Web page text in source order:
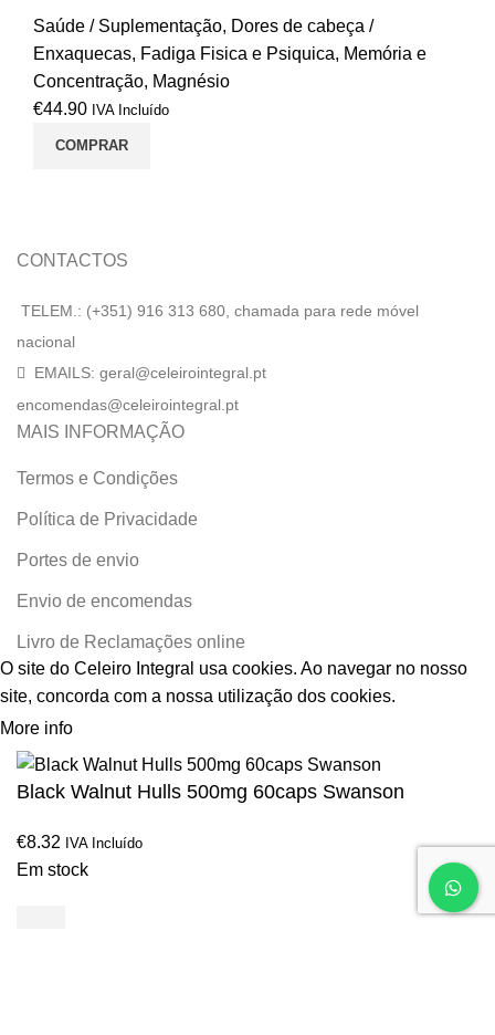
Saúde / Suplementação, Dores de cabeça /
Enxaquecas, Fadiga Fisica e Psiquica, Memória e
Concentração, Magnésio
€44.90 IVA Incluído
COMPRAR
CONTACTOS
TELEM.: (+351) 916 313 680, chamada para rede móvel
nacional
EMAILS: geral@celeirointegral.pt
encomendas@celeirointegral.pt
MAIS INFORMAÇÃO
Termos e Condições
Política de Privacidade
Portes de envio
Envio de encomendas
Livro de Reclamações online
O site do Celeiro Integral usa cookies. Ao navegar no nosso
site, concorda com a nossa utilização dos cookies.
More info
Black Walnut Hulls 500mg 60caps Swanson
€8.32 IVA Incluído
Em stock